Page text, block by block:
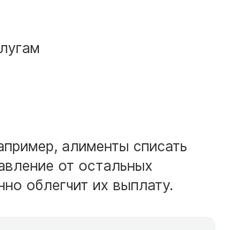
алименты списать
от остальных
облегчит их выплату.